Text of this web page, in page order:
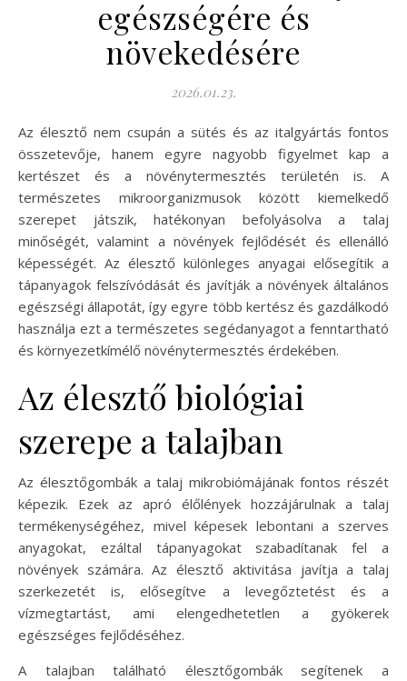
egészségére és
növekedésére
2026.01.23.
Az élesztő nem csupán a sütés és az italgyártás fontos
összetevője, hanem egyre nagyobb figyelmet kap a
kertészet és a növénytermesztés területén is. A
természetes mikroorganizmusok között kiemelkedő
szerepet játszik, hatékonyan befolyásolva a talaj
minőségét, valamint a növények fejlődését és ellenálló
képességét. Az élesztő különleges anyagai elősegítik a
tápanyagok felszívódását és javítják a növények általános
egészségi állapotát, így egyre több kertész és gazdálkodó
használja ezt a természetes segédanyagot a fenntartható
és környezetkímélő növénytermesztés érdekében.
Az élesztő biológiai
szerepe a talajban
Az élesztőgombák a talaj mikrobiómájának fontos részét
képezik. Ezek az apró élőlények hozzájárulnak a talaj
termékenységéhez, mivel képesek lebontani a szerves
anyagokat, ezáltal tápanyagokat szabadítanak fel a
növények számára. Az élesztő aktivitása javítja a talaj
szerkezetét is, elősegítve a levegőztetést és a
vízmegtartást, ami elengedhetetlen a gyökerek
egészséges fejlődéséhez.
A talajban található élesztőgombák segítenek a